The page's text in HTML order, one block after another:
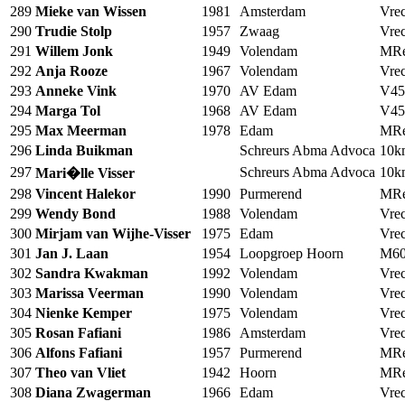
289 Mieke van Wissen 1981 Amsterdam
290 Trudie Stolp 1957 Zwaag
291 Willem Jonk 1949 Volendam
292 Anja Rooze 1967 Volendam
293 Anneke Vink 1970 AV Edam
V45
294 Marga Tol 1968 AV Edam
V45
295 Max Meerman 1978 Edam
296 Linda Buikman Schreurs Abma Advoca
297 Mari�lle Visser Schreurs Abma Advoca
298 Vincent Halekor 1990 Purmerend
299 Wendy Bond 1988 Volendam
300 Mirjam van Wijhe-Visser 1975 Edam
301 Jan J. Laan 1954 Loopgroep Hoorn
302 Sandra Kwakman 1992 Volendam
303 Marissa Veerman 1990 Volendam
304 Nienke Kemper 1975 Volendam
305 Rosan Fafiani 1986 Amsterdam
306 Alfons Fafiani 1957 Purmerend
307 Theo van Vliet 1942 Hoorn
308 Diana Zwagerman 1966 Edam